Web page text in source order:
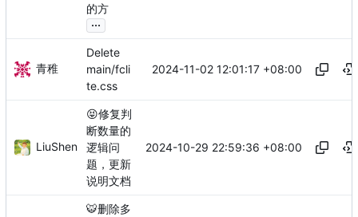
的方
...
青稚
Delete
main/fcli
te.css
2024-11-02 12:01:17 +08:00
LiuShen
😝修复判
断数量的
逻辑问
题，更新
说明文档
2024-10-29 22:59:36 +08:00
🐯删除多